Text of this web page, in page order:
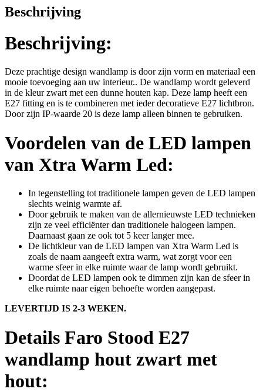
Beschrijving
Beschrijving:
Deze prachtige design wandlamp is door zijn vorm en materiaal een
mooie toevoeging aan uw interieur.. De wandlamp wordt geleverd
in de kleur zwart met een dunne houten kap. Deze lamp heeft een
E27 fitting en is te combineren met ieder decoratieve E27 lichtbron.
Door zijn IP-waarde 20 is deze lamp alleen binnen te gebruiken.
Voordelen van de LED lampen
van Xtra Warm Led:
In tegenstelling tot traditionele lampen geven de LED lampen
slechts weinig warmte af.
Door gebruik te maken van de allernieuwste LED technieken
zijn ze veel efficiënter dan traditionele halogeen lampen.
Daarnaast gaan ze ook tot 5 keer langer mee.
De lichtkleur van de LED lampen van Xtra Warm Led is
zoals de naam aangeeft extra warm, wat zorgt voor een
warme sfeer in elke ruimte waar de lamp wordt gebruikt.
Doordat de LED lampen ook te dimmen zijn kan de sfeer in
elke ruimte naar eigen behoefte worden aangepast.
LEVERTIJD IS 2-3 WEKEN.
Details Faro Stood E27
wandlamp hout zwart met
hout: